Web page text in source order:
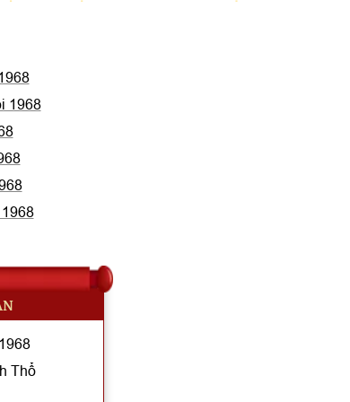
1968
Thổ